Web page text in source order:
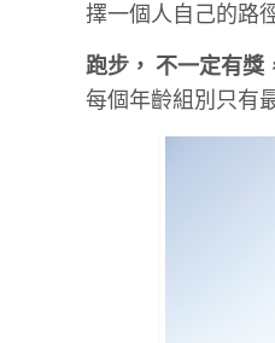
擇一個人自己的路
跑步， 不一定有獎
每個年齡組別只有